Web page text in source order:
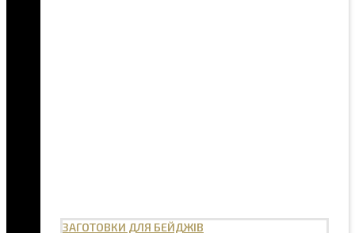
ЗАГОТОВКИ ДЛЯ БЕЙДЖІВ